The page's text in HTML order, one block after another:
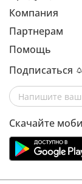
Компания
Партнерам
Помощь
Подписаться
Скачайте